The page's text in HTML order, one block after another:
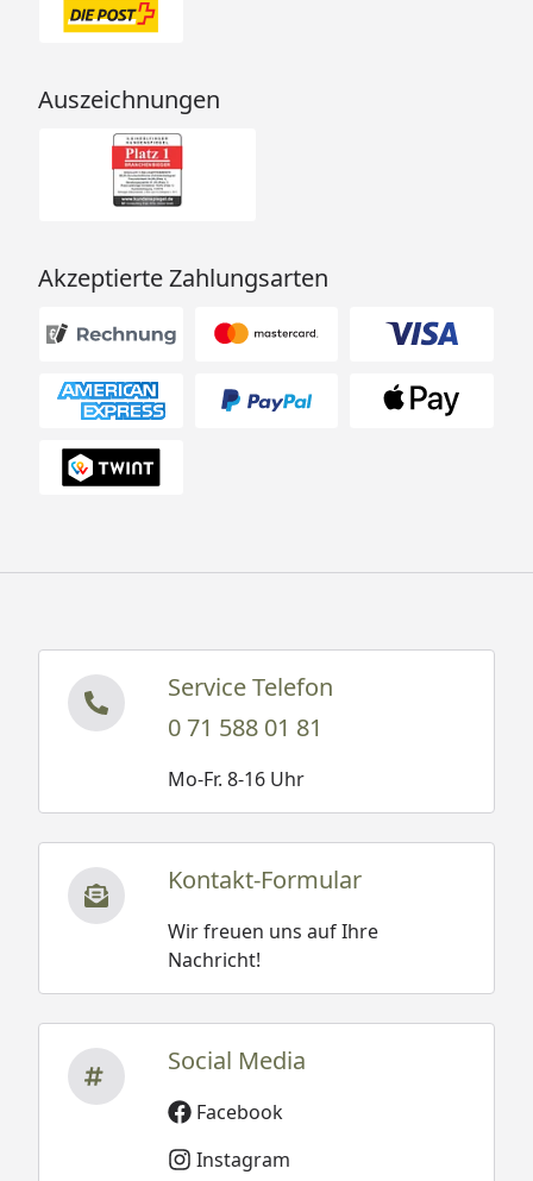
Auszeichnungen
Akzeptierte Zahlungsarten
Service Telefon
0 71 588 01 81
Mo-Fr. 8-16 Uhr
Kontakt-Formular
Wir freuen uns auf Ihre
Nachricht!
Social Media
Facebook
Instagram